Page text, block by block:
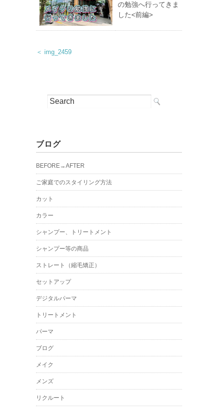
の勉強へ行ってきま
した<前編>
＜ img_2459
ブログ
BEFORE→AFTER
ご家庭でのスタイリング方法
カット
カラー
シャンプー、トリートメント
シャンプー等の商品
ストレート（縮毛矯正）
セットアップ
デジタルパーマ
トリートメント
パーマ
ブログ
メイク
メンズ
リクルート